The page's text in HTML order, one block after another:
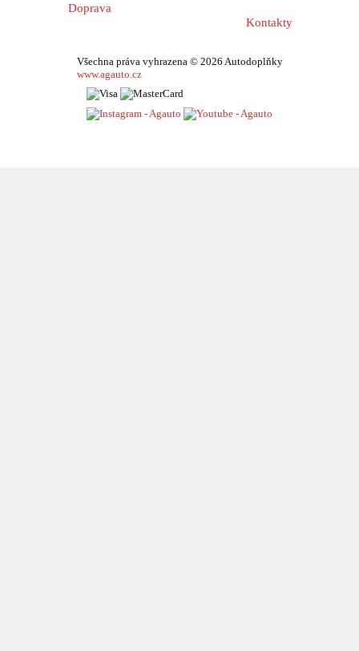
Doprava
Kontakty
Všechna práva vyhrazena © 2026 Autodoplňky
www.agauto.cz